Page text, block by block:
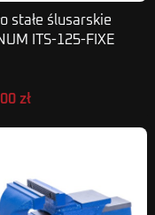
stałe ślusarskie
ITS-125-FIXE
zł